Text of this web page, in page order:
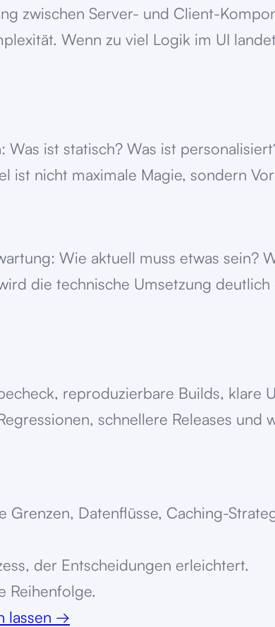
zwischen Server- und Client-
Wenn zu viel Logik im UI
ist statisch? Was ist
ist nicht maximale Magie, sondern
Wie aktuell muss etwas sein?
die technische Umsetzung
reproduzierbare Builds, klare
schnellere Releases und
Datenflüsse, Caching-
der Entscheidungen erleichtert.
Reihenfolge.
lassen →